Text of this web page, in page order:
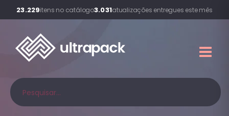
23.229itens no catálogo3.031atualizações entregues este mês